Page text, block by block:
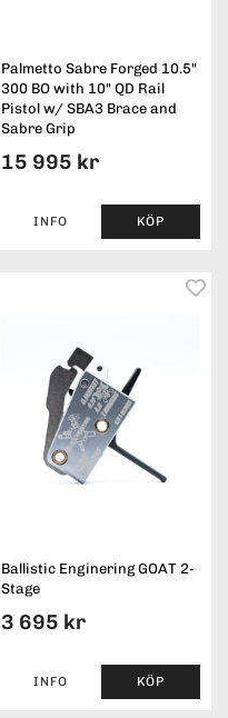
Palmetto Sabre Forged 10.5"
300 BO with 10" QD Rail
Pistol w/ SBA3 Brace and
Sabre Grip
15 995 kr
INFO KÖP
Ballistic Enginering GOAT 2-
Stage
3 695 kr
INFO KÖP